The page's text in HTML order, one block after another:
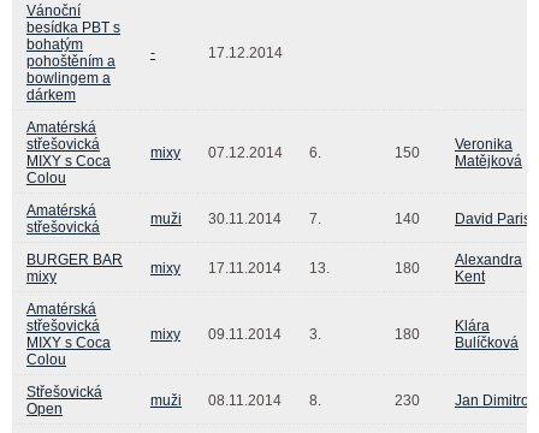
Vánoční
besídka PBT s
bohatým
pohoštěním a
bowlingem a
dárkem
- 17.12.2014
Amatérská
střešovická
MIXY s Coca
Colou
mixy 07.12.2014 6. 150
Veronika
Matějková
Amatérská
střešovická
muži 30.11.2014 7. 140 David Paris
BURGER BAR
mixy
mixy 17.11.2014 13. 180
Alexandra
Kent
Amatérská
střešovická
MIXY s Coca
Colou
mixy 09.11.2014 3. 180
Klára
Bulíčková
Střešovická
Open
muži 08.11.2014 8. 230 Jan Dimitrov